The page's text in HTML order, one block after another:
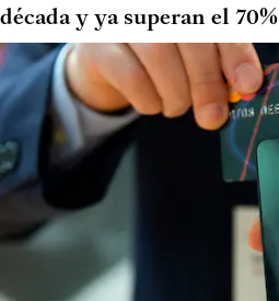
década y ya superan el 70%